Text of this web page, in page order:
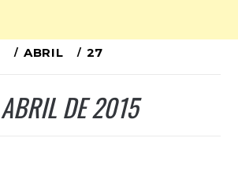
ABRIL 27
DE 2015